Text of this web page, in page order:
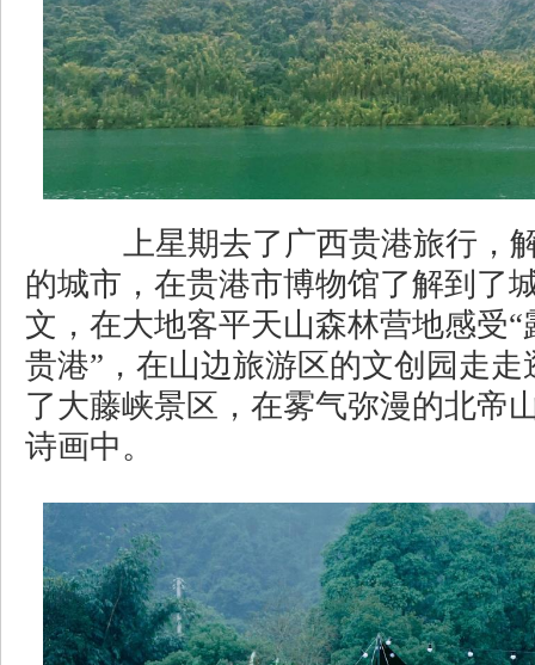
上星期去了广西贵港旅行，
的城市，在贵港市博物馆了解到了
文，在大地客平天山森林营地感受
贵港”，在山边旅游区的文创园走
了大藤峡景区，在雾气弥漫的北帝
诗画中。